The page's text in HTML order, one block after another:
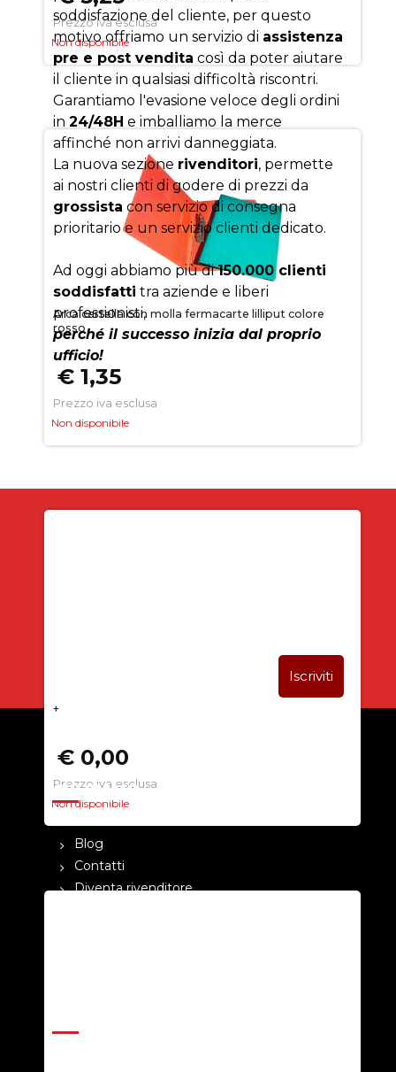
Prezzo iva esclusa
Non disponibile
Arca cartella con molla fermacarte lilliput colore
rosso
€ 1,35
Prezzo iva esclusa
Non disponibile
+
€ 0,00
Prezzo iva esclusa
Non disponibile
soddisfazione del cliente, per questo
motivo offriamo un servizio di assistenza
pre e post vendita così da poter aiutare
il cliente in qualsiasi difficoltà riscontri.
Garantiamo l'evasione veloce degli ordini
in 24/48H e imballiamo la merce
affinché non arrivi danneggiata.
La nuova sezione rivenditori, permette
ai nostri clienti di godere di prezzi da
grossista con servizio di consegna
prioritario e un servizio clienti dedicato.
Ad oggi abbiamo più di150.000 clienti
soddisfatti tra aziende e liberi
professionisti,
perché il successo inizia dal proprio
ufficio!
CHI SIAMO
Blog
Contatti
Diventa rivenditore